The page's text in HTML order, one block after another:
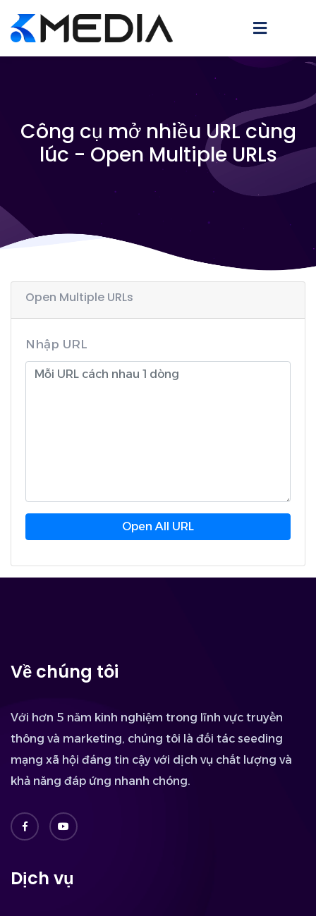
Công cụ mở nhiều URL cùng
lúc - Open Multiple URLs
Open Multiple URLs
Nhập URL
Open All URL
Về chúng tôi
Với hơn 5 năm kinh nghiệm trong lĩnh vực truyền
thông và marketing, chúng tôi là đối tác seeding
mạng xã hội đáng tin cậy với dịch vụ chất lượng và
khả năng đáp ứng nhanh chóng.
Dịch vụ